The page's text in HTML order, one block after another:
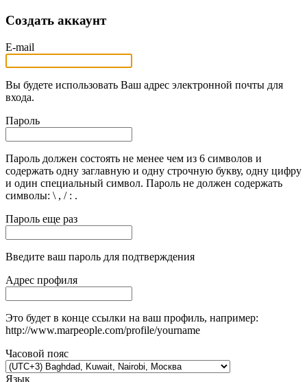
Создать аккаунт
E-mail
Вы будете использовать Ваш адрес электронной почты для
входа.
Пароль
Пароль должен состоять не менее чем из 6 символов и
содержать одну заглавную и одну строчную букву, одну цифру
и один специальный символ. Пароль не должен содержать
символы: \ , / : .
Пароль еще раз
Введите ваш пароль для подтверждения
Адрес профиля
Это будет в конце ссылки на ваш профиль, например:
http://www.marpeople.com/profile/yourname
Часовой пояс
Язык